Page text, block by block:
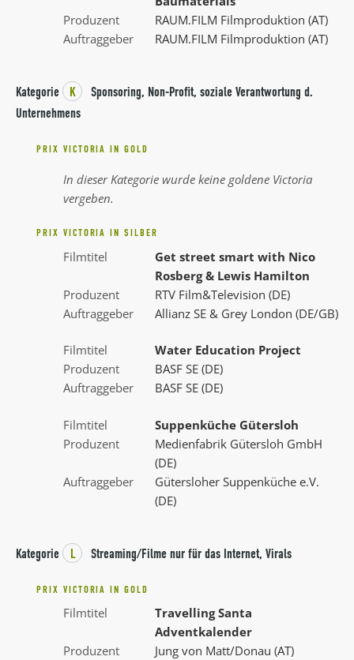
Produzent
RAUM.FILM Filmproduktion (AT)
Auftraggeber
RAUM.FILM Filmproduktion (AT)
Kategorie K
Sponsoring, Non-Profit, soziale Verantwortung d.
Unternehmens
PRIX VICTORIA IN GOLD
In dieser Kategorie wurde keine goldene Victoria
vergeben.
PRIX VICTORIA IN SILBER
Filmtitel
Get street smart with Nico
Rosberg & Lewis Hamilton
Produzent
RTV Film&Television (DE)
Auftraggeber
Allianz SE & Grey London (DE/GB)
Filmtitel
Water Education Project
Produzent
BASF SE (DE)
Auftraggeber
BASF SE (DE)
Filmtitel
Suppenküche Gütersloh
Produzent
Medienfabrik Gütersloh GmbH
(DE)
Auftraggeber
Gütersloher Suppenküche e.V.
(DE)
Kategorie L Streaming/Filme nur für das Internet, Virals
PRIX VICTORIA IN GOLD
Filmtitel
Travelling Santa
Adventkalender
Produzent
Jung von Matt/Donau (AT)